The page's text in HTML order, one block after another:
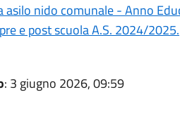
asilo nido comunale - Anno
e post scuola A.S. 2024/2025.
: 3 giugno 2026, 09:59